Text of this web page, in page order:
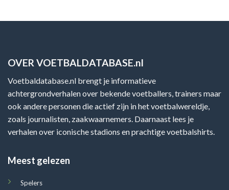
OVER VOETBALDATABASE.nl
Voetbaldatabase.nl brengt je informatieve
achtergrondverhalen over bekende voetballers, trainers maar
ook andere personen die actief zijn in het voetbalwereldje,
zoals journalisten, zaakwaarnemers. Daarnaast lees je
verhalen over iconische stadions en prachtige voetbalshirts.
Meest gelezen
Spelers